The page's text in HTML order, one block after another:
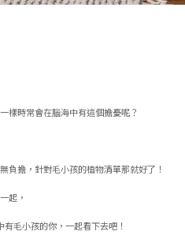
樣時常會在腦海中有這個擔憂呢？
負擔，針對毛小孩的植物清單那就好了！
起，
毛小孩的你，一起看下去吧！